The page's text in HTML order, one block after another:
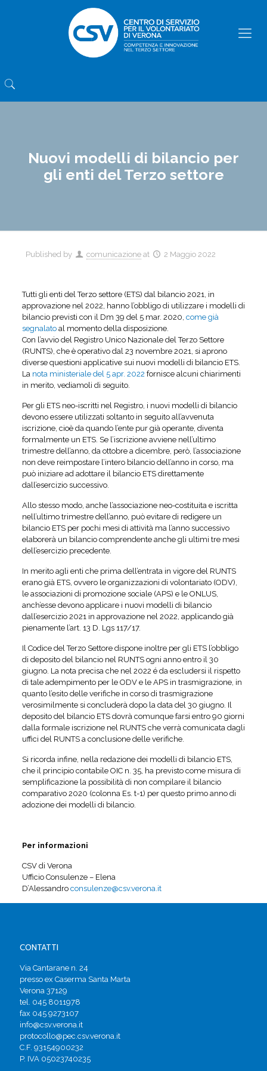
Nuovi modelli di bilancio per
gli enti del Terzo settore
Published by comunicazione at 2 Maggio 2022
Tutti gli enti del Terzo settore (ETS) dal bilancio 2021, in
approvazione nel 2022, hanno l’obbligo di utilizzare i modelli di
bilancio previsti con il Dm 39 del 5 mar. 2020, come già
segnalatoal momento della disposizione.
Con l’avvio del Registro Unico Nazionale del Terzo Settore
(RUNTS), che è operativo dal 23 novembre 2021, si aprono
diverse questioni applicative sui nuovi modelli di bilancio ETS.
La nota ministeriale del 5 apr. 2022 fornisce alcuni chiarimenti
in merito, vediamoli di seguito.
Per gli ETS neo-iscritti nel Registro, i nuovi modelli di bilancio
devono essere utilizzati soltanto in seguito all’avvenuta
iscrizione, cioè da quando l’ente pur già operante, diventa
formalmente un ETS. Se l’iscrizione avviene nell’ultimo
trimestre dell’anno, da ottobre a dicembre, però, l’associazione
non deve reimpostare l’intero bilancio dell’anno in corso, ma
può iniziare ad adottare il bilancio ETS direttamente
dall’esercizio successivo.
Allo stesso modo, anche l’associazione neo-costituita e iscritta
nell’ultimo trimestre dell’anno, può evitare di redigere un
bilancio ETS per pochi mesi di attività ma l’anno successivo
elaborerà un bilancio comprendente anche gli ultimi tre mesi
dell’esercizio precedente.
In merito agli enti che prima dell’entrata in vigore del RUNTS
erano già ETS, ovvero le organizzazioni di volontariato (ODV),
le associazioni di promozione sociale (APS) e le ONLUS,
anch’esse devono applicare i nuovi modelli di bilancio
dall’esercizio 2021 in approvazione nel 2022, applicando già
pienamente l’art. 13 D. Lgs 117/17.
Il Codice del Terzo Settore dispone inoltre per gli ETS l’obbligo
di deposito del bilancio nel RUNTS ogni anno entro il 30
giugno. La nota precisa che nel 2022 é da escludersi il rispetto
di tale adempimento per le ODV e le APS in trasmigrazione, in
quanto l’esito delle verifiche in corso di trasmigrazione
verosimilmente si concluderà dopo la data del 30 giugno. Il
deposito del bilancio ETS dovrà comunque farsi entro 90 giorni
dalla formale iscrizione nel RUNTS che verrà comunicata dagli
uffici del RUNTS a conclusione delle verifiche.
Si ricorda infine, nella redazione dei modelli di bilancio ETS,
che il principio contabile OIC n. 35, ha previsto come misura di
semplificazione la possibilità di non compilare il bilancio
comparativo 2020 (colonna Es. t-1) per questo primo anno di
adozione dei modelli di bilancio.
Per informazioni
CSV di Verona
Ufficio Consulenze – Elena
D’Alessandro consulenze@csv.verona.it
CONTATTI
Via Cantarane n. 24
presso ex Caserma Santa Marta
Verona 37129
tel. 045 8011978
fax 045 9273107
info@csv.verona.it
protocollo@pec.csv.verona.it
C.F. 93154900232
P. IVA 05023740235